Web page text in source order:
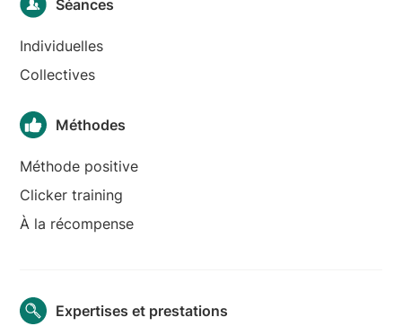
Séances
Individuelles
Collectives
Méthodes
Méthode positive
Clicker training
À la récompense
Expertises et prestations